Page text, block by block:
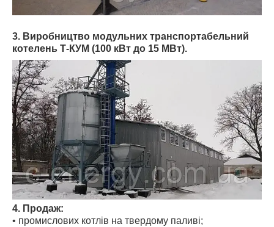
3. Виробництво модульних транспортабельний
котелень Т-КУМ (100 кВт до 15 МВт).
4. Продаж:
• промислових котлів на твердому паливі;